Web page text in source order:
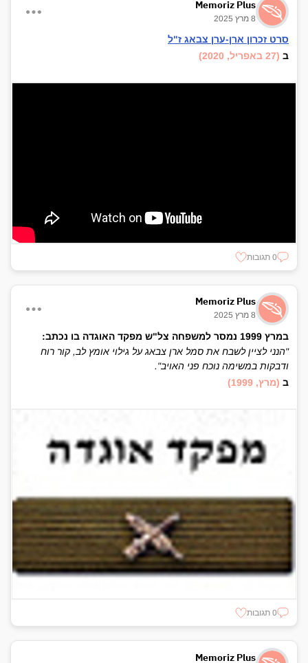
Memoriz Plus
8 מרץ 2025
סרט זכרון ארן-ערן צבאג ז"ל
ב (27 באפריל, 2020)
0 תגובות
Memoriz Plus
8 מרץ 2025
במרץ 1999 נמסר למשפחה צל"ש מפקד האוגדה בו נכתב:
"הנני לציין לשבח את סמל ארן צבאג על גילוי אומץ לב, קור רוח
ודבקות במשימה נוכח פני האויב".
ב (מרץ, 1999)
0 תגובות
Memoriz Plus